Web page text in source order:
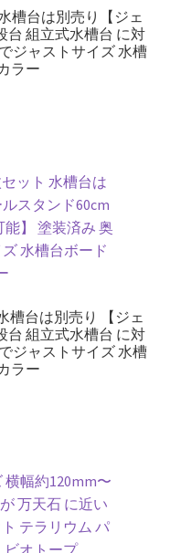
槽台は別売り【ジェ
台 組立式水槽台 に対
ジャストサイズ 水槽
ラー
槽台は別売り 【ジェ
台 組立式水槽台 に対
ジャストサイズ 水槽
ラー